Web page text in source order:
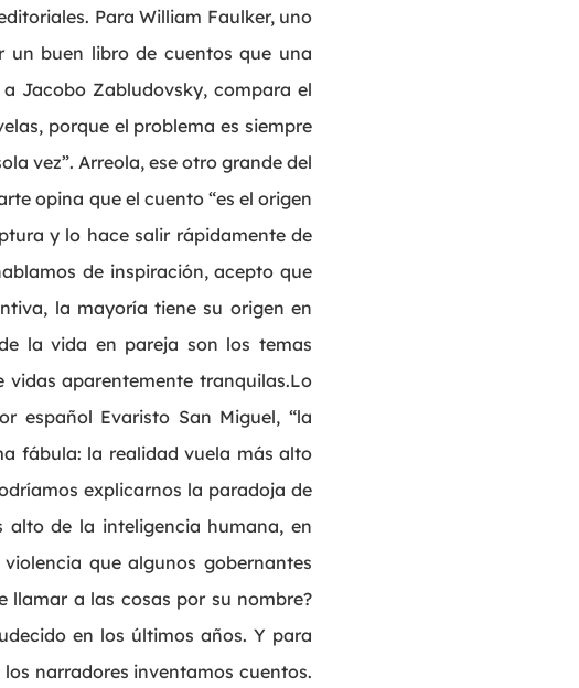
Para William Faulker, uno
un buen libro de cuentos que una
Jacobo Zabludovsky, compara el
porque el problema es siempre
vez”. Arreola, ese otro grande del
opina que el cuento “es el origen
y lo hace salir rápidamente de
de inspiración, acepto que
la mayoría tiene su origen en
la vida en pareja son los temas
vidas aparentemente tranquilas.Lo
español Evaristo San Miguel, “la
fábula: la realidad vuela más alto
explicarnos la paradoja de
alto de la inteligencia humana, en
que algunos gobernantes
llamar a las cosas por su nombre?
en los últimos años. Y para
narradores inventamos cuentos.